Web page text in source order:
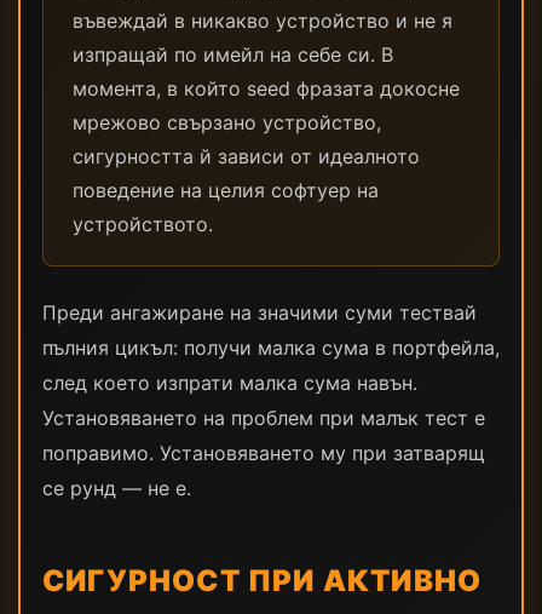
въвеждай в никакво устройство и не я
изпращай по имейл на себе си. В
момента, в който seed фразата докосне
мрежово свързано устройство,
сигурността й зависи от идеалното
поведение на целия софтуер на
устройството.
Преди ангажиране на значими суми тествай
пълния цикъл: получи малка сума в портфейла,
след което изпрати малка сума навън.
Установяването на проблем при малък тест е
поправимо. Установяването му при затварящ
се рунд — не е.
СИГУРНОСТ ПРИ АКТИВНО